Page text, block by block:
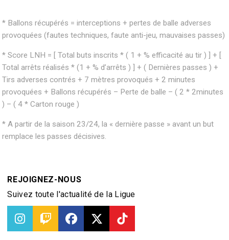
* Ballons récupérés = interceptions + pertes de balle adverses
provoquées (fautes techniques, faute anti-jeu, mauvaises passes)
* Score LNH = [ Total buts inscrits * ( 1 + % efficacité au tir ) ] + [
Total arrêts réalisés * (1 + % d’arrêts ) ] + ( Dernières passes ) +
Tirs adverses contrés + 7 mètres provoqués + 2 minutes
provoquées + Ballons récupérés – Perte de balle – ( 2 * 2minutes
) – ( 4 * Carton rouge )
* A partir de la saison 23/24, la « dernière passe » avant un but
remplace les passes décisives.
REJOIGNEZ-NOUS
Suivez toute l'actualité de la Ligue